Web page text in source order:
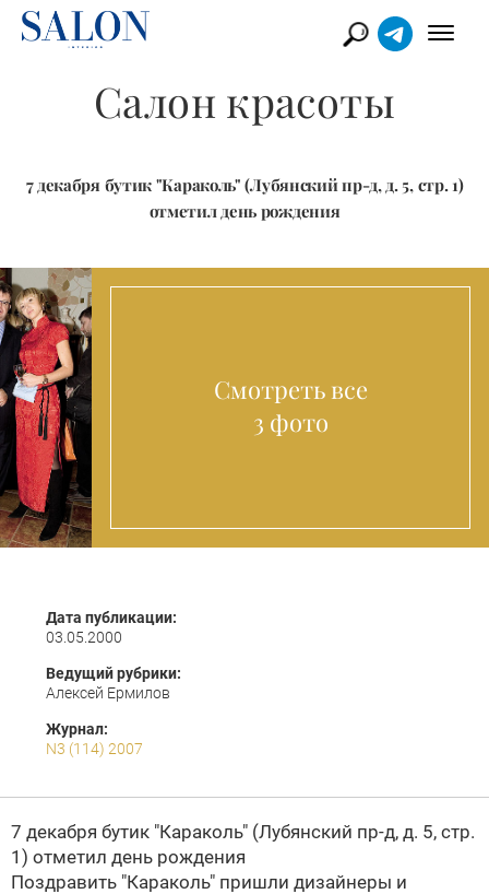
Салон красоты
7 декабря бутик "Караколь" (Лубянский пр-д, д. 5, стр. 1)
отметил день рождения
Смотреть все
3 фото
Дата публикации:
03.05.2000
Ведущий рубрики:
Алексей Ермилов
Журнал:
N3 (114) 2007
7 декабря бутик "Караколь" (Лубянский пр-д, д. 5, стр.
1) отметил день рождения
Поздравить "Караколь" пришли дизайнеры и